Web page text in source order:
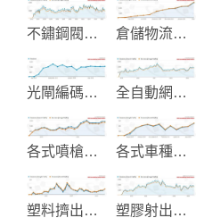
不鏽鋼閥和管配件 倉儲物流整合規劃與貨架立安裝
光閘編碼設備 全自動網版印刷機械
各式噴槍和壓力罐製造 各式車種升降窗配件
塑料擠出設備 塑膠射出和EMS電子代工